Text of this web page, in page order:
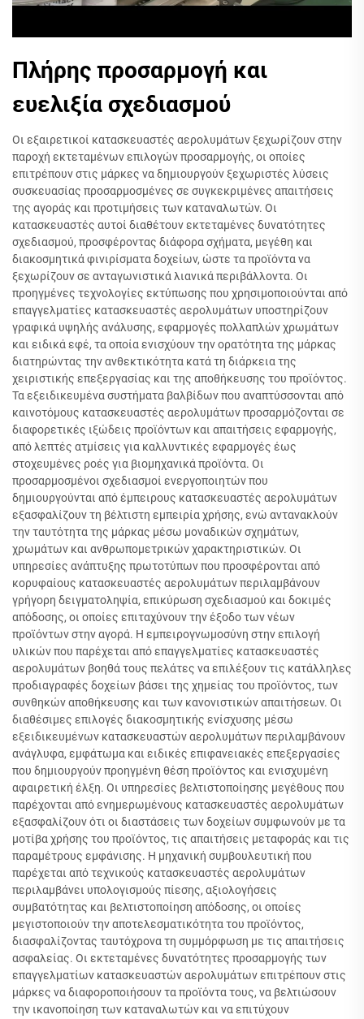
Πλήρης προσαρμογή και
ευελιξία σχεδιασμού
Οι εξαιρετικοί κατασκευαστές αερολυμάτων ξεχωρίζουν στην
παροχή εκτεταμένων επιλογών προσαρμογής, οι οποίες
επιτρέπουν στις μάρκες να δημιουργούν ξεχωριστές λύσεις
συσκευασίας προσαρμοσμένες σε συγκεκριμένες απαιτήσεις
της αγοράς και προτιμήσεις των καταναλωτών. Οι
κατασκευαστές αυτοί διαθέτουν εκτεταμένες δυνατότητες
σχεδιασμού, προσφέροντας διάφορα σχήματα, μεγέθη και
διακοσμητικά φινιρίσματα δοχείων, ώστε τα προϊόντα να
ξεχωρίζουν σε ανταγωνιστικά λιανικά περιβάλλοντα. Οι
προηγμένες τεχνολογίες εκτύπωσης που χρησιμοποιούνται από
επαγγελματίες κατασκευαστές αερολυμάτων υποστηρίζουν
γραφικά υψηλής ανάλυσης, εφαρμογές πολλαπλών χρωμάτων
και ειδικά εφέ, τα οποία ενισχύουν την ορατότητα της μάρκας
διατηρώντας την ανθεκτικότητα κατά τη διάρκεια της
χειριστικής επεξεργασίας και της αποθήκευσης του προϊόντος.
Τα εξειδικευμένα συστήματα βαλβίδων που αναπτύσσονται από
καινοτόμους κατασκευαστές αερολυμάτων προσαρμόζονται σε
διαφορετικές ιξώδεις προϊόντων και απαιτήσεις εφαρμογής,
από λεπτές ατμίσεις για καλλυντικές εφαρμογές έως
στοχευμένες ροές για βιομηχανικά προϊόντα. Οι
προσαρμοσμένοι σχεδιασμοί ενεργοποιητών που
δημιουργούνται από έμπειρους κατασκευαστές αερολυμάτων
εξασφαλίζουν τη βέλτιστη εμπειρία χρήσης, ενώ αντανακλούν
την ταυτότητα της μάρκας μέσω μοναδικών σχημάτων,
χρωμάτων και ανθρωπομετρικών χαρακτηριστικών. Οι
υπηρεσίες ανάπτυξης πρωτοτύπων που προσφέρονται από
κορυφαίους κατασκευαστές αερολυμάτων περιλαμβάνουν
γρήγορη δειγματοληψία, επικύρωση σχεδιασμού και δοκιμές
απόδοσης, οι οποίες επιταχύνουν την έξοδο των νέων
προϊόντων στην αγορά. Η εμπειρογνωμοσύνη στην επιλογή
υλικών που παρέχεται από επαγγελματίες κατασκευαστές
αερολυμάτων βοηθά τους πελάτες να επιλέξουν τις κατάλληλες
προδιαγραφές δοχείων βάσει της χημείας του προϊόντος, των
συνθηκών αποθήκευσης και των κανονιστικών απαιτήσεων. Οι
διαθέσιμες επιλογές διακοσμητικής ενίσχυσης μέσω
εξειδικευμένων κατασκευαστών αερολυμάτων περιλαμβάνουν
ανάγλυφα, εμφάτωμα και ειδικές επιφανειακές επεξεργασίες
που δημιουργούν προηγμένη θέση προϊόντος και ενισχυμένη
αφαιρετική έλξη. Οι υπηρεσίες βελτιστοποίησης μεγέθους που
παρέχονται από ενημερωμένους κατασκευαστές αερολυμάτων
εξασφαλίζουν ότι οι διαστάσεις των δοχείων συμφωνούν με τα
μοτίβα χρήσης του προϊόντος, τις απαιτήσεις μεταφοράς και τις
παραμέτρους εμφάνισης. Η μηχανική συμβουλευτική που
παρέχεται από τεχνικούς κατασκευαστές αερολυμάτων
περιλαμβάνει υπολογισμούς πίεσης, αξιολογήσεις
συμβατότητας και βελτιστοποίηση απόδοσης, οι οποίες
μεγιστοποιούν την αποτελεσματικότητα του προϊόντος,
διασφαλίζοντας ταυτόχρονα τη συμμόρφωση με τις απαιτήσεις
ασφαλείας. Οι εκτεταμένες δυνατότητες προσαρμογής των
επαγγελματίων κατασκευαστών αερολυμάτων επιτρέπουν στις
μάρκες να διαφοροποιήσουν τα προϊόντα τους, να βελτιώσουν
την ικανοποίηση των καταναλωτών και να επιτύχουν